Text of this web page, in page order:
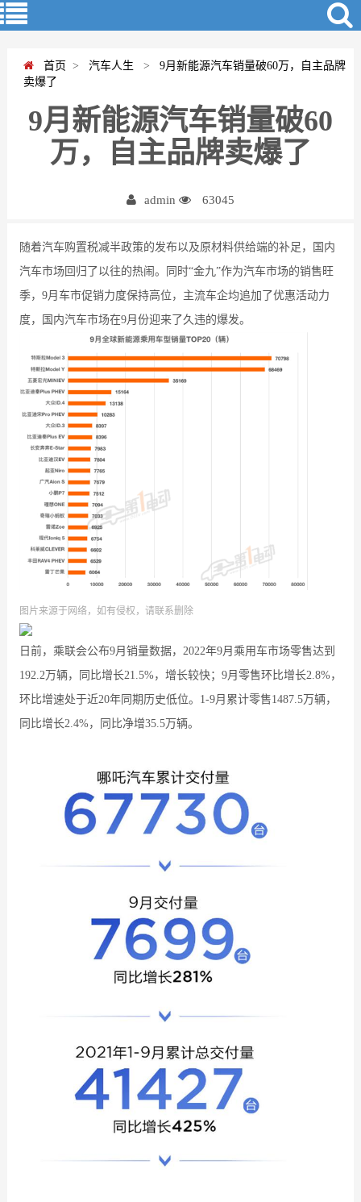
首页 > 汽车人生 >
9月新能源汽车销量破60万，自主品牌
卖爆了
9月新能源汽车销量破60
万，自主品牌卖爆了
admin 63045
随着汽车购置税减半政策的发布以及原材料供给端的补足，国内
汽车市场回归了以往的热闹。同时“金九”作为汽车市场的销售旺
季，9月车市促销力度保持高位，主流车企均追加了优惠活动力
度，国内汽车市场在9月份迎来了久违的爆发。
图片来源于网络，如有侵权，请联系删除
日前，乘联会公布9月销量数据，2022年9月乘用车市场零售达到
192.2万辆，同比增长21.5%，增长较快；9月零售环比增长2.8%，
环比增速处于近20年同期历史低位。1-9月累计零售1487.5万辆，
同比增长2.4%，同比净增35.5万辆。